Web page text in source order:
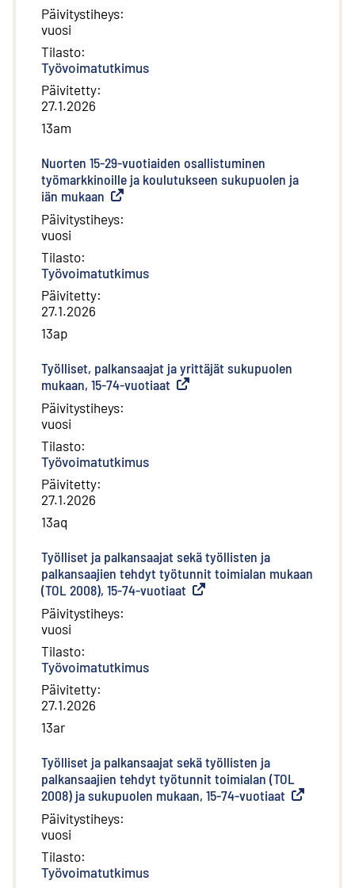
Päivitystiheys:
vuosi
Tilasto:
Työvoimatutkimus
Päivitetty:
27.1.2026
13am
Nuorten 15-29-vuotiaiden osallistuminen
työmarkkinoille ja koulutukseen sukupuolen ja
iän mukaan Ulkoinen linkki
Päivitystiheys:
vuosi
Tilasto:
Työvoimatutkimus
Päivitetty:
27.1.2026
13ap
Työlliset, palkansaajat ja yrittäjät sukupuolen
mukaan, 15-74-vuotiaat Ulkoinen linkki
Päivitystiheys:
vuosi
Tilasto:
Työvoimatutkimus
Päivitetty:
27.1.2026
13aq
Työlliset ja palkansaajat sekä työllisten ja
palkansaajien tehdyt työtunnit toimialan mukaan
(TOL 2008), 15-74-vuotiaat Ulkoinen linkki
Päivitystiheys:
vuosi
Tilasto:
Työvoimatutkimus
Päivitetty:
27.1.2026
13ar
Työlliset ja palkansaajat sekä työllisten ja
palkansaajien tehdyt työtunnit toimialan (TOL
2008) ja sukupuolen mukaan, 15-74-vuotiaat Ulkoinen
Päivitystiheys:
vuosi
Tilasto:
Työvoimatutkimus